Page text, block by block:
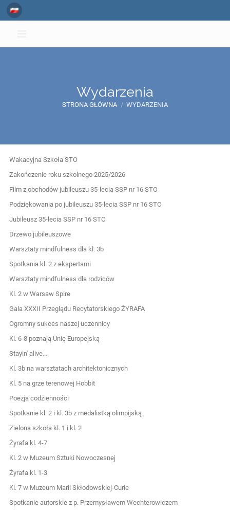
Wydarzenia
STRONA GŁÓWNA / WYDARZENIA
Wydarzenia
Wakacyjna Szkoła STO
Zakończenie roku szkolnego 2025/2026
Film z obchodów jubileuszu 35-lecia SSP nr 16 STO
Podziękowania po jubileuszu 35-lecia SSP nr 16 STO
Jubileusz 35-lecia SSP nr 16 STO
Drzewo jubileuszowe
Warsztaty mindfulness dla kl. 3b
Spotkania kl. 2 z ekspertami
Warsztaty mindfulness dla rodziców
Kl. 2 w Warsaw Spire
Gala XXXII Przeglądu Recytatorskiego ŻYRAFA
Ogromny sukces naszej uczennicy
Kl. 6-8 poznają Unię Europejską
Stayin' alive...
Kl. 3b na warsztatach architektonicznych
Kl. 5 na grze terenowej Hobbit
Poezja codzienności
Spotkanie kl. 2 i kl. 3b z medalistką olimpijską
Zielona szkoła kl. 1 i kl. 2
Żyrafa kl. 4-7
Kl. 2 w Muzeum Sztuki Nowoczesnej
Żyrafa kl. 1-3
Kl. 7 w Muzeum Marii Skłodowskiej-Curie
Spotkanie autorskie z p. Przemysławem Wechterowiczem